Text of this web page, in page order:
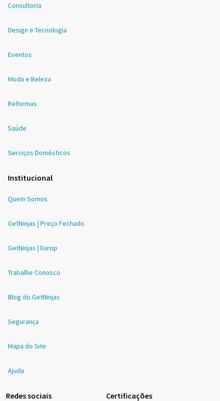
Consultoria
Design e Tecnologia
Eventos
Moda e Beleza
Reformas
Saúde
Serviços Domésticos
Institucional
Quem Somos
GetNinjas | Preço Fechado
GetNinjas | Europ
Trabalhe Conosco
Blog do GetNinjas
Segurança
Mapa do Site
Ajuda
Redes sociais Certificações